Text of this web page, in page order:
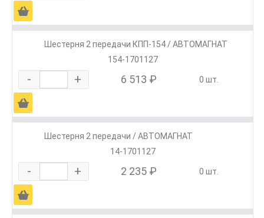
Ä
Шестерня 2 передачи КПП-154 / АВТОМАГНАТ
154-1701127
- + 6 513 ₽ 0 шт.
Ä
Шестерня 2 передачи / АВТОМАГНАТ
14-1701127
- + 2 235 ₽ 0 шт.
Ä